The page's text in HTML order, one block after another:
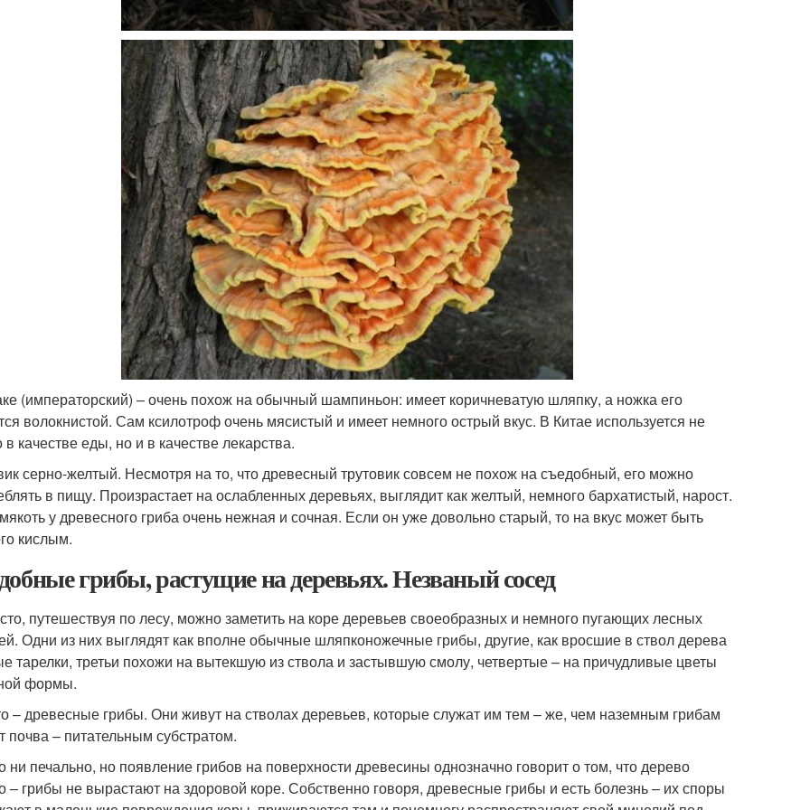
(императорский) – очень похож на обычный шампиньон: имеет коричневатую шляпку, а ножка его
волокнистой. Сам ксилотроф очень мясистый и имеет немного острый вкус. В Китае используется не
в качестве еды, но и в качестве лекарства.
серно-желтый. Несмотря на то, что древесный трутовик совсем не похож на съедобный, его можно
в пищу. Произрастает на ослабленных деревьях, выглядит как желтый, немного бархатистый, нарост.
у древесного гриба очень нежная и сочная. Если он уже довольно старый, то на вкус может быть
кислым.
грибы, растущие на деревьях. Незваный сосед
путешествуя по лесу, можно заметить на коре деревьев своеобразных и немного пугающих лесных
Одни из них выглядят как вполне обычные шляпконожечные грибы, другие, как вросшие в ствол дерева
тарелки, третьи похожи на вытекшую из ствола и застывшую смолу, четвертые – на причудливые цветы
формы.
– древесные грибы. Они живут на стволах деревьев, которые служат им тем – же, чем наземным грибам
почва – питательным субстратом.
ни печально, но появление грибов на поверхности древесины однозначно говорит о том, что дерево
– грибы не вырастают на здоровой коре. Собственно говоря, древесные грибы и есть болезнь – их споры